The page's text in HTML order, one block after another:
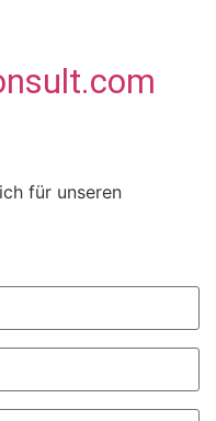
für unseren